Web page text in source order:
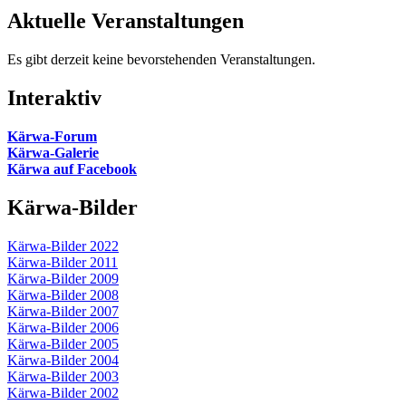
Aktuelle Veranstaltungen
Es gibt derzeit keine bevorstehenden Veranstaltungen.
Interaktiv
Kärwa-Forum
Kärwa-Galerie
Kärwa auf Facebook
Kärwa-Bilder
Kärwa-Bilder 2022
Kärwa-Bilder 2011
Kärwa-Bilder 2009
Kärwa-Bilder 2008
Kärwa-Bilder 2007
Kärwa-Bilder 2006
Kärwa-Bilder 2005
Kärwa-Bilder 2004
Kärwa-Bilder 2003
Kärwa-Bilder 2002